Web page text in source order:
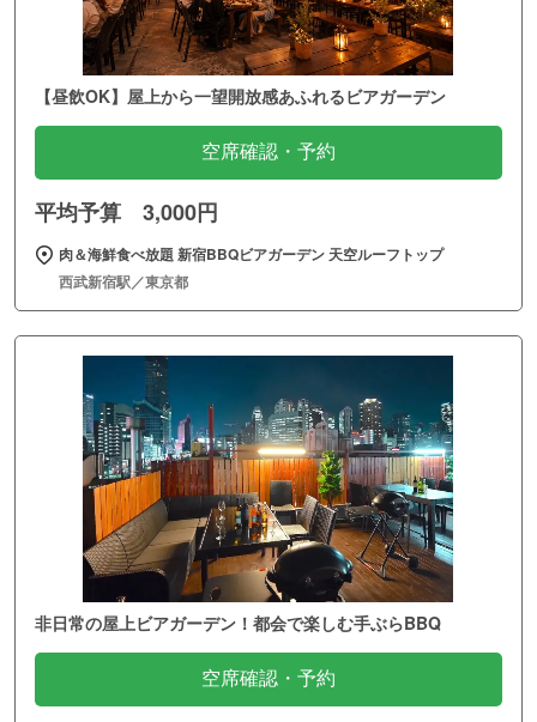
【昼飲OK】屋上から一望開放感あふれるビアガーデン
空席確認・予約
平均予算 3,000円
肉＆海鮮食べ放題 新宿BBQビアガーデン 天空ルーフトップ
西武新宿駅／東京都
非日常の屋上ビアガーデン！都会で楽しむ手ぶらBBQ
空席確認・予約